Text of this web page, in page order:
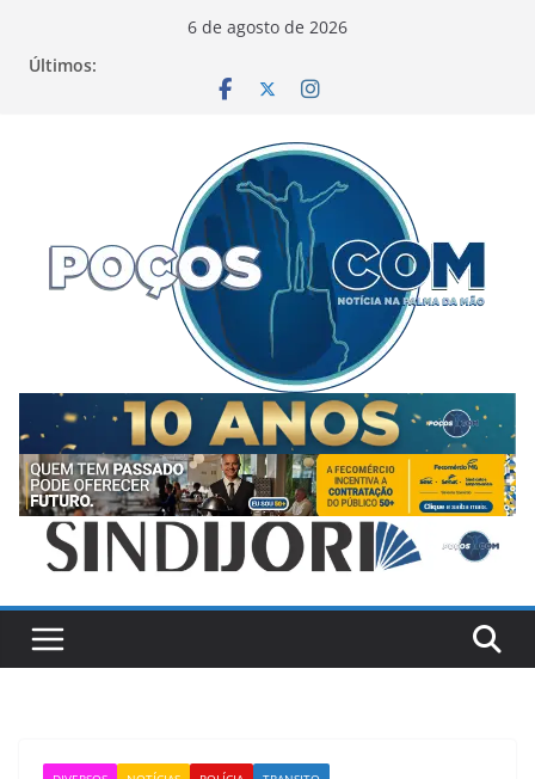
6 de agosto de 2026
Últimos: